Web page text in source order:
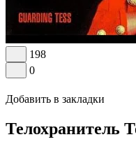
198
0
Добавить в закладки
Телохранитель